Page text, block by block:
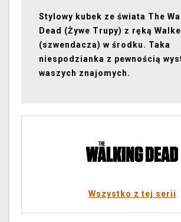
Stylowy kubek ze świata The
Dead (Żywe Trupy) z ręką
(szwendacza) w środku. Taka
niespodzianka z pewnością
waszych znajomych.
Wszystko z tej serii